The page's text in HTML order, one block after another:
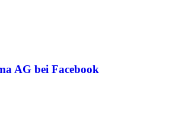
AG bei Facebook